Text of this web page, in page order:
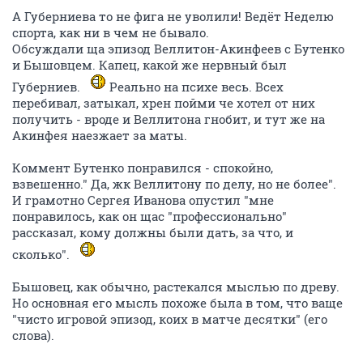
А Губерниева то не фига не уволили! Ведёт Неделю
спорта, как ни в чем не бывало.
Обсуждали ща эпизод Веллитон-Акинфеев с Бутенко
и Бышовцем. Капец, какой же нервный был
Губерниев.
Реально на психе весь. Всех
перебивал, затыкал, хрен пойми че хотел от них
получить - вроде и Веллитона гнобит, и тут же на
Акинфея наезжает за маты.
Коммент Бутенко понравился - спокойно,
взвешенно." Да, жк Веллитону по делу, но не более".
И грамотно Сергея Иванова опустил "мне
понравилось, как он щас "профессионально"
рассказал, кому должны были дать, за что, и
сколько".
Бышовец, как обычно, растекался мыслью по древу.
Но основная его мысль похоже была в том, что ваще
"чисто игровой эпизод, коих в матче десятки" (его
слова).